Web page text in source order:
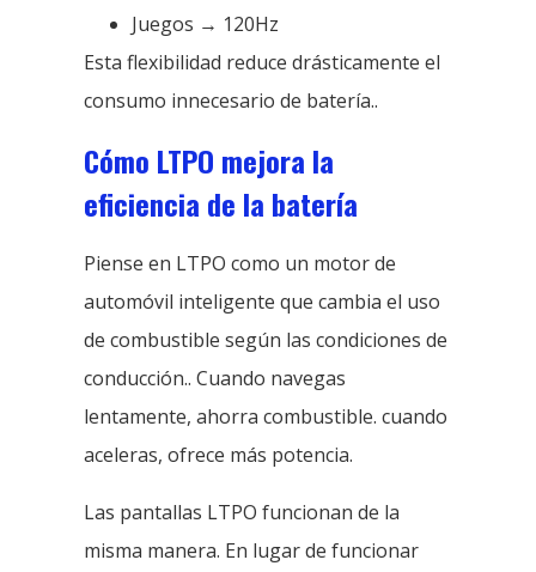
Juegos → 120Hz
Esta flexibilidad reduce drásticamente el
consumo innecesario de batería..
Cómo LTPO mejora la
eficiencia de la batería
Piense en LTPO como un motor de
automóvil inteligente que cambia el uso
de combustible según las condiciones de
conducción.. Cuando navegas
lentamente, ahorra combustible. cuando
aceleras, ofrece más potencia.
Las pantallas LTPO funcionan de la
misma manera. En lugar de funcionar